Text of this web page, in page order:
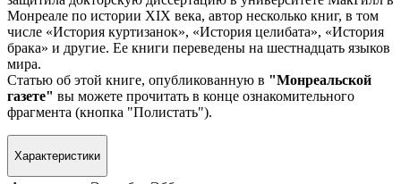
Монреале по истории XIX века, автор несколько книг, в том
числе «История куртизанок», «История целибата», «История
брака» и другие. Ее книги переведены на шестнадцать языков
мира.
Статью об этой книге, опубликованную в "Монреальской
газете" вы можете прочитать в конце ознакомительного
фрагмента (кнопка "Полистать").
Характеристики